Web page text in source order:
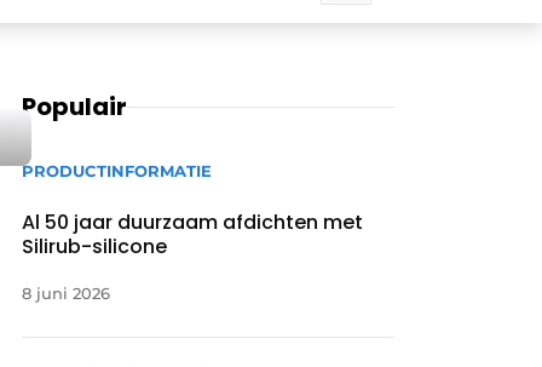
Populair
PRODUCTINFORMATIE
Al 50 jaar duurzaam afdichten met
Silirub-silicone
8 juni 2026